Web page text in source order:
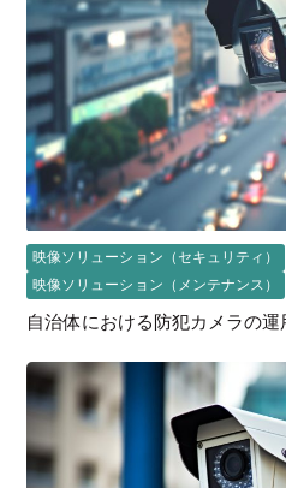
映像ソリューション（セキュリティ）
映像ソリューション（メンテナンス）
自治体における防犯カメラの運